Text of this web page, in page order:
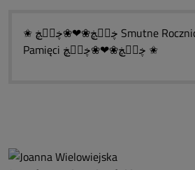
✬ ڿڰۣڿ❀❤❀ڿڰۣڿ Smutne Rocznicowe Światełko
Pamięci ڿڰۣڿ❀❤❀ڿڰۣڿ ✬